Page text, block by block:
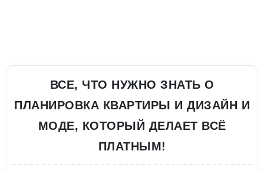
ВСЕ, ЧТО НУЖНО ЗНАТЬ О
ПЛАНИРОВКА КВАРТИРЫ И ДИЗАЙН И
МОДЕ, КОТОРЫЙ ДЕЛАЕТ ВСЁ
ПЛАТНЫМ!